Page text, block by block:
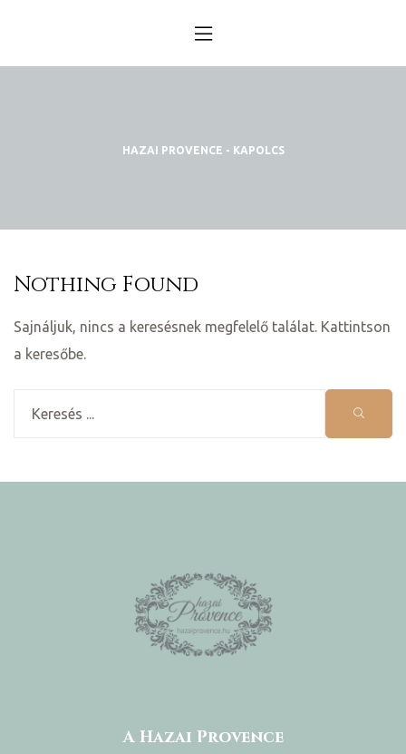
HAZAI PROVENCE - KAPOLCS
Nothing Found
Sajnáljuk, nincs a keresésnek megfelelő találat. Kattintson
a keresőbe.
A Hazai Provence